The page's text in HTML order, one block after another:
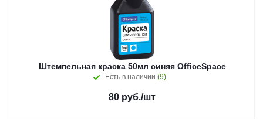
Штемпельная краска 50мл синяя OfficeSpace
Есть в наличии (9)
80 руб./шт